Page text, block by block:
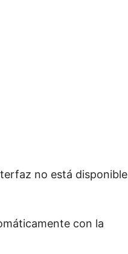
no está disponible
con la